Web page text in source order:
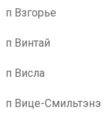
п Взгорье
п Винтай
п Висла
п Вице-Смильтэнэ